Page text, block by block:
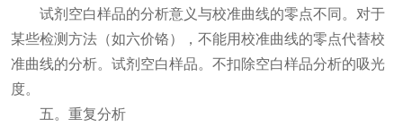
试剂空白样品的分析意义与校准曲线的零点不同。对于
某些检测方法（如六价铬），不能用校准曲线的零点代替校
准曲线的分析。试剂空白样品。不扣除空白样品分析的吸光
度。
五。重复分析